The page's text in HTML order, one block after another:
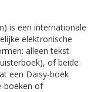
is een internationale
elektronische
alleen tekst
of beide
een Daisy-boek
boeken of